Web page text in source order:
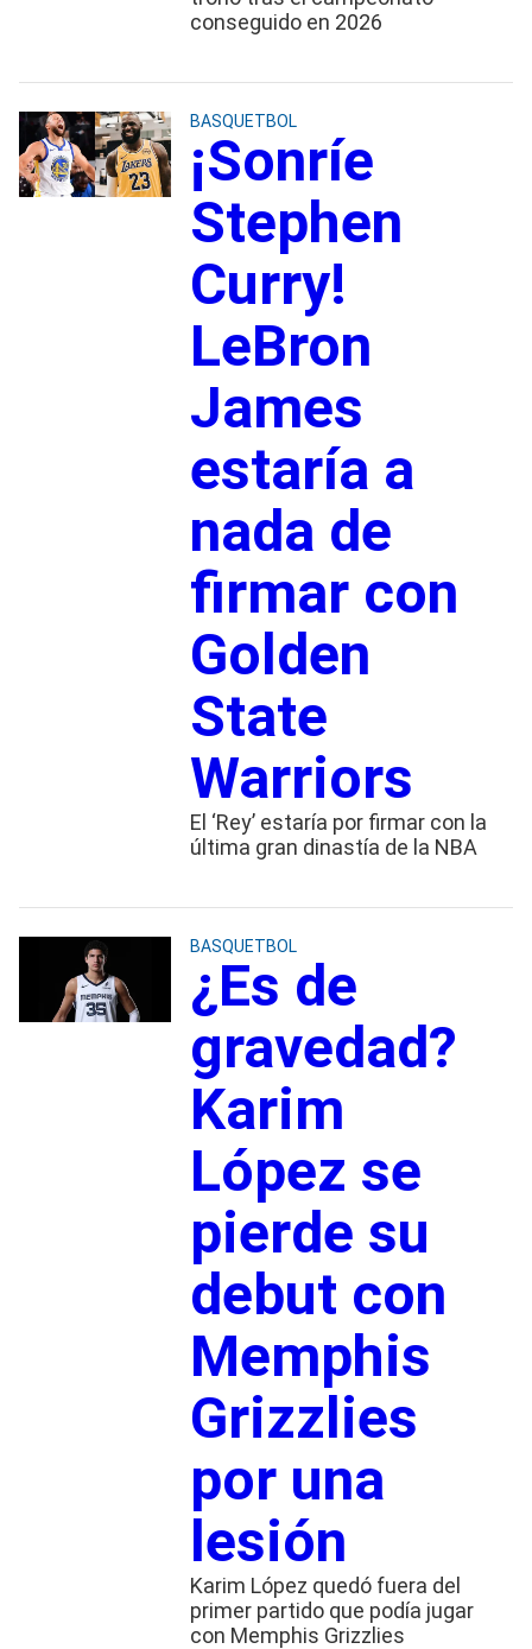
conseguido en 2026
BASQUETBOL
¡Sonríe
Stephen
Curry!
LeBron
James
estaría a
nada de
firmar con
Golden
State
Warriors
El ‘Rey’ estaría por firmar con la
última gran dinastía de la NBA
BASQUETBOL
¿Es de
gravedad?
Karim
López se
pierde su
debut con
Memphis
Grizzlies
por una
lesión
Karim López quedó fuera del
primer partido que podía jugar
con Memphis Grizzlies